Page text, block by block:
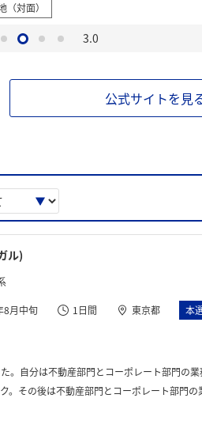
（対面）
3.0
公式サイトを見
ル)
8月中旬 1日間 東京都 本
レート部門の業務を体験した。不動産部門では、不動産の登記簿の読み方を教えても
は不動産部門とコーポレート部門の業務を体験し、最